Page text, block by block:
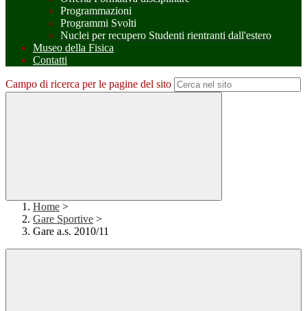
Programmazioni
Programmi Svolti
Nuclei per recupero Studenti rientranti dall'estero
Museo della Fisica
Contatti
Campo di ricerca per le pagine del sito
Home >
Gare Sportive >
Gare a.s. 2010/11